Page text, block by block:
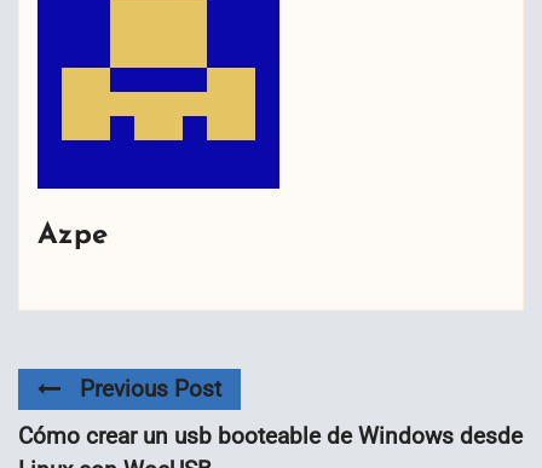
Azpe
Previous Post
Cómo crear un usb booteable de Windows desde